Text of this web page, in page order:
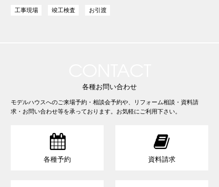
工事現場 竣工検査 お引渡
各種お問い合わせ
モデルハウスへのご来場予約・相談会予約や、リフォーム相談・資料請
求・お問い合わせ等を承っております。お気軽にご利用下さい。

各種予約

資料請求